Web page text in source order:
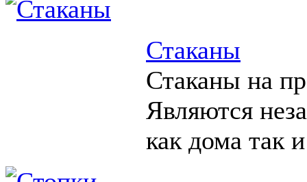
Стаканы
Стаканы на
Являются
как дома так